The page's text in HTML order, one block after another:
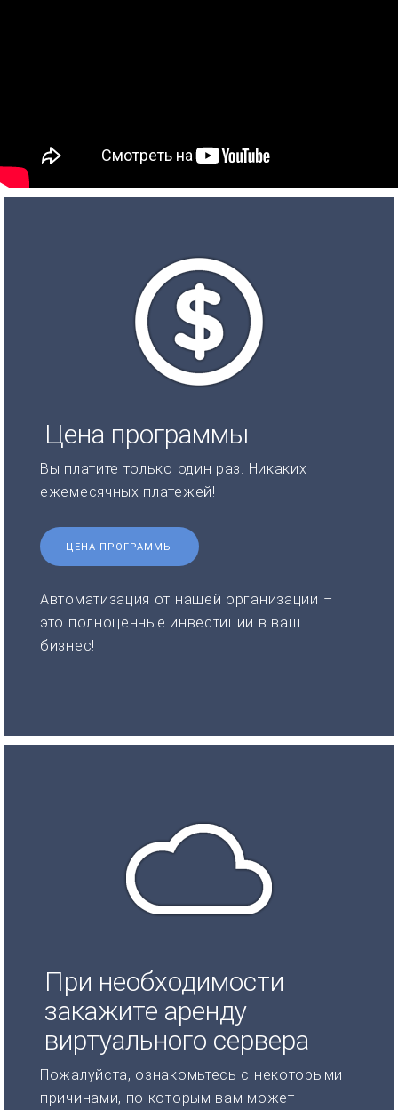
Цена программы
Вы платите только один раз. Никаких
ежемесячных платежей!
ЦЕНА ПРОГРАММЫ
Автоматизация от нашей организации –
это полноценные инвестиции в ваш
бизнес!
При необходимости
закажите аренду
виртуального сервера
Пожалуйста, ознакомьтесь с некоторыми
причинами, по которым вам может